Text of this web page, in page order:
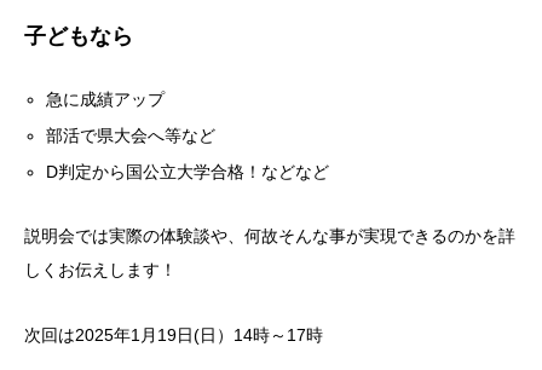
子どもなら
急に成績アップ
部活で県大会へ等など
D判定から国公立大学合格！などなど
説明会では実際の体験談や、何故そんな事が実現できるのかを詳
しくお伝えします！
次回は2025年1月19日(日）14時～17時